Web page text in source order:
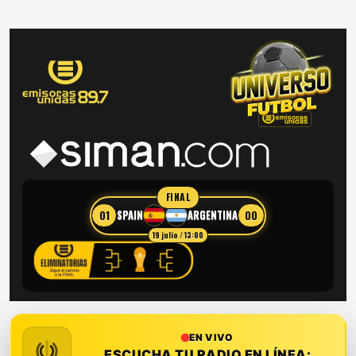
FINAL
01 SPAIN ARGENTINA 00
19 julio / 13:00
EN VIVO